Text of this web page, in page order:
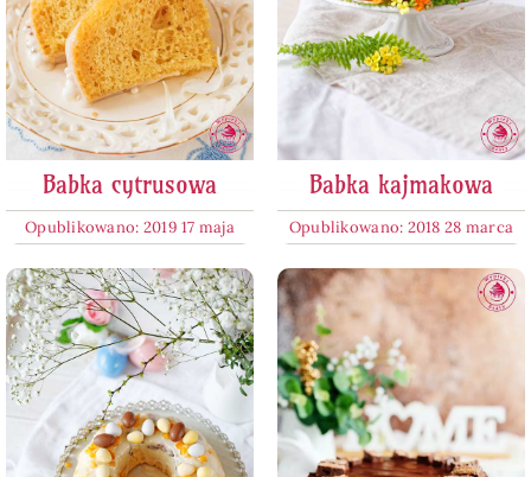
Babka cytrusowa
Opublikowano: 2019 17 maja
Babka kajmakowa
Opublikowano: 2018 28 marca